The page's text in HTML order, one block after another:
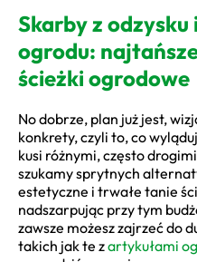
Skarby z odzysku
ogrodu:
ścieżki ogrodowe
No dobrze, plan już jest,
konkrety, czyli to, co
kusi różnymi, często
szukamy sprytnych
estetyczne i trwałe tanie
nadszarpując przy tym
zawsze możesz zajrzeć do
takich jak te zartykułami